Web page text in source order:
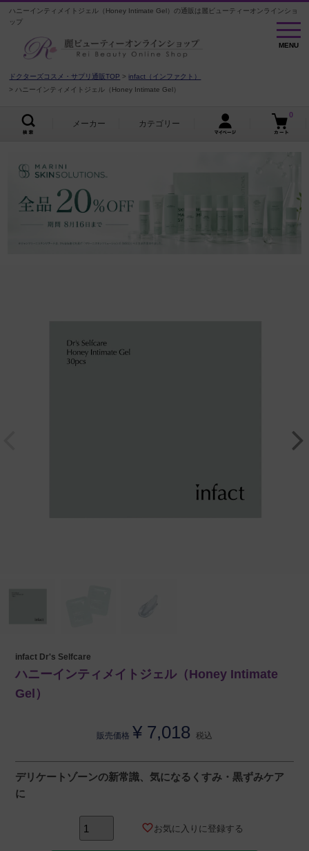
ハニーインティメイトジェル（Honey Intimate Gel）の通販は麗ビューティーオンラインショ
ップ
MENU
MENU
ドクターズコスメ・サプリ通販TOP
infact（インファクト）
ハニーインティメイトジェル（Honey Intimate Gel）
メーカー カテゴリー
0
infact Dr's Selfcare
ハニーインティメイトジェル（Honey Intimate
Gel）
販売価格 ¥ 7,018 税込
デリケートゾーンの新常識、気になるくすみ・黒ずみケア
に
お気に入りに登録する